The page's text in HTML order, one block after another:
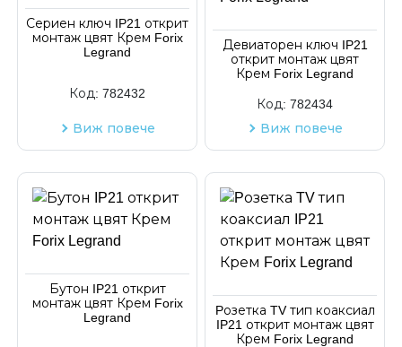
Сериен ключ IP21 открит
монтаж цвят Крем Forix
Legrand
Код: 782432
Виж повече
Девиаторен ключ IP21
открит монтаж цвят
Крем Forix Legrand
Код: 782434
Виж повече
Бутон IP21 открит
монтаж цвят Крем Forix
Legrand
Pозетка TV тип коаксиал
IP21 открит монтаж цвят
Крем Forix Legrand